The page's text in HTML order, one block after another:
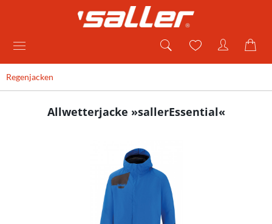
Regenjacken
Allwetterjacke »sallerEssential«